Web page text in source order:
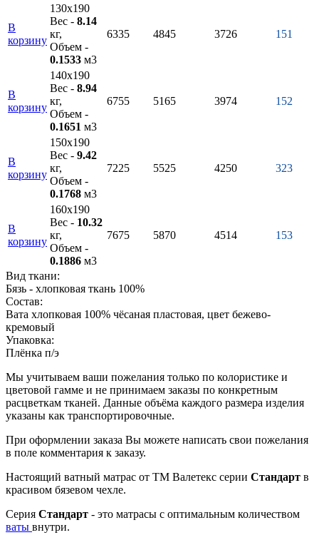
В
корзину
130х190
Вес - 8.14
кг,
Объем -
0.1533 м3
6335 4845 3726 151
В
корзину
140х190
Вес - 8.94
кг,
Объем -
0.1651 м3
6755 5165 3974 152
В
корзину
150х190
Вес - 9.42
кг,
Объем -
0.1768 м3
7225 5525 4250 323
В
корзину
160х190
Вес - 10.32
кг,
Объем -
0.1886 м3
7675 5870 4514 153
Вид ткани:
Бязь - хлопковая ткань 100%
Состав:
Вата хлопковая 100% чёсаная пластовая, цвет бежево-
кремовый
Упаковка:
Плёнка п/э
Мы учитываем ваши пожелания только по колористике и
цветовой гамме и не принимаем заказы по конкретным
расцветкам тканей. Данные объёма каждого размера изделия
указаны как транспортировочные.
При оформлении заказа Вы можете написать свои пожелания
в поле комментария к заказу.
Настоящий ватный матрас от ТМ Валетекс серии Стандарт в
красивом бязевом чехле.
Серия Стандарт - это матрасы с оптимальным количеством
ваты внутри.